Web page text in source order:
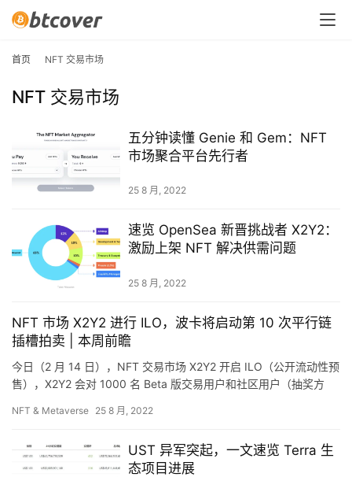
首
首页 NFT 交易市场
NFT 交易市场
五分钟读懂 Genie 和 Gem：NFT
市场聚合平台先行者
25 8 月, 2022
速览 OpenSea 新晋挑战者 X2Y2：
激励上架 NFT 解决供需问题
25 8 月, 2022
NFT 市场 X2Y2 进行 ILO，波卡将启动第 10 次平行链
插槽拍卖 | 本周前瞻
今日（2 月 14 日），NFT 交易市场 X2Y2 开启 ILO（公开流动性预
售），X2Y2 会对 1000 名 Beta 版交易用户和社区用户（抽奖方
NFT & Metaverse 25 8 月, 2022
UST 异军突起，一文速览 Terra 生
态项目进展